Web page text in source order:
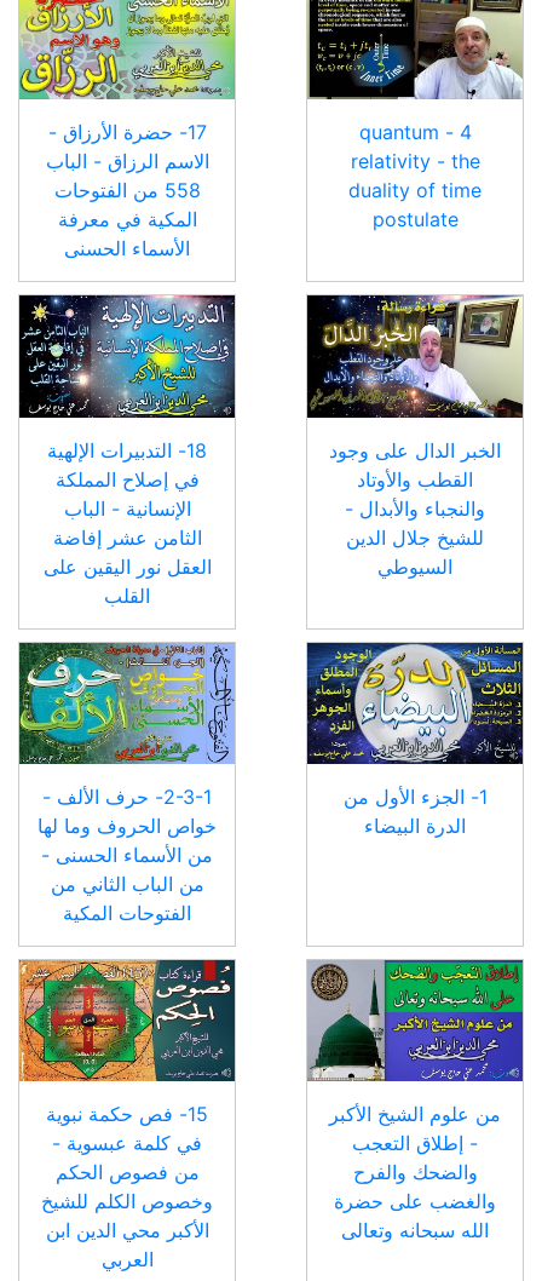
4 - quantum
relativity - the
duality of time
postulate
17- حضرة الأرزاق -
الاسم الرزاق - الباب
558 من الفتوحات
المكية في معرفة
الأسماء الحسنى
الخبر الدال على وجود
القطب والأوتاد
والنجباء والأبدال -
للشيخ جلال الدين
السيوطي
18- التدبيرات الإلهية
في إصلاح المملكة
الإنسانية - الباب
الثامن عشر إفاضة
العقل نور اليقين على
القلب
1- الجزء الأول من
الدرة البيضاء
2-3-1- حرف الألف -
خواص الحروف وما لها
من الأسماء الحسنى -
من الباب الثاني من
الفتوحات المكية
من علوم الشيخ الأكبر
- إطلاق التعجب
والضحك والفرح
والغضب على حضرة
الله سبحانه وتعالى
15- فص حكمة نبوية
في كلمة عبسوية -
من فصوص الحكم
وخصوص الكلم للشيخ
الأكبر محي الدين ابن
العربي